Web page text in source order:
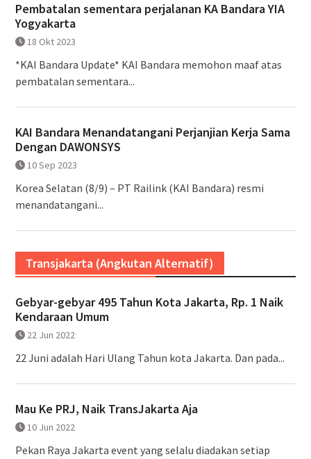
Pembatalan sementara perjalanan KA Bandara YIA
Yogyakarta
18 Okt 2023
*KAI Bandara Update* KAI Bandara memohon maaf atas
pembatalan sementara...
KAI Bandara Menandatangani Perjanjian Kerja Sama
Dengan DAWONSYS
10 Sep 2023
Korea Selatan (8/9) – PT Railink (KAI Bandara) resmi
menandatangani...
Transjakarta (Angkutan Alternatif)
Gebyar-gebyar 495 Tahun Kota Jakarta, Rp. 1 Naik
Kendaraan Umum
22 Jun 2022
22 Juni adalah Hari Ulang Tahun kota Jakarta. Dan pada...
Mau Ke PRJ, Naik TransJakarta Aja
10 Jun 2022
Pekan Raya Jakarta event yang selalu diadakan setiap